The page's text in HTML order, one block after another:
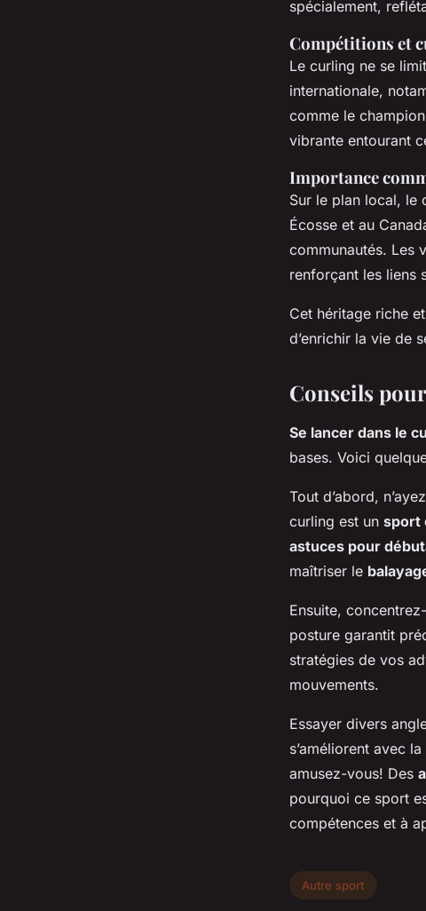
spécialement,
Compétitions et
Le curling ne se
internationale,
comme le
vibrante entourant
Importance
Sur le plan local, le
Écosse et au
communautés. Les
renforçant les liens
Cet héritage riche
d’enrichir la vie de
Conseils
Se lancer dans le
bases. Voici
Tout d’abord,
curling est un sport
astuces pour
maîtriser le
Ensuite,
posture garantit
stratégies de vos
mouvements.
Essayer divers
s’améliorent avec
amusez-vous! Des
pourquoi ce sport
compétences et à
Autre sport